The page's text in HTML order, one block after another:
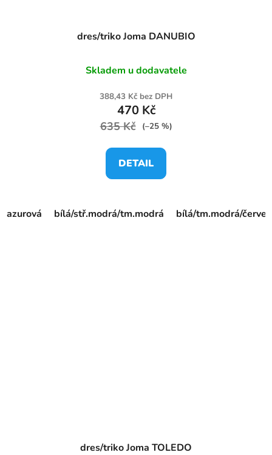
dres/triko Joma DANUBIO
Skladem u dodavatele
388,43 Kč bez DPH
470 Kč
635 Kč (–25 %)
DETAIL
azurová bílá/stř.modrá/tm.modrá bílá/tm.modrá/
dres/triko Joma TOLEDO